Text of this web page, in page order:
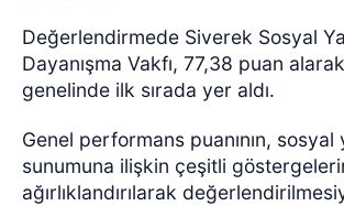
Değerlendirmede Siverek Sosyal
Dayanışma Vakfı, 77,38 puan
genelinde ilk sırada yer aldı.
Genel performans puanının, sosyal
sunumuna ilişkin çeşitli
ağırlıklandırılarak